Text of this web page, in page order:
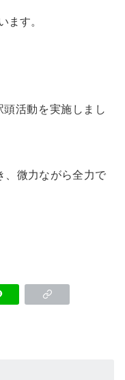
ます。
活動を実施しまし
、微力ながら全力で